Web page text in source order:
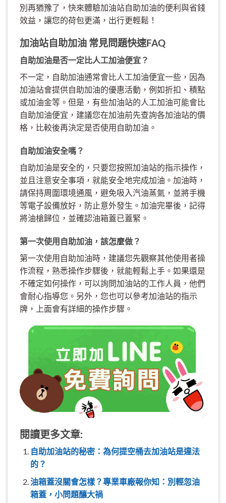
別再猶豫了，快來體驗加油站自助加油的便利與省錢
效益，讓您的荷包更滿，出行更輕鬆！
加油站自助加油 常見問題快速FAQ
自助加油是否一定比人工加油便宜？
不一定，自助加油通常會比人工加油便宜一些，因為
加油站會提供自助加油的優惠活動，例如折扣、積點
或加油金等。但是，有些加油站的人工加油可能會比
自助加油便宜，建議您在加油前先查詢各加油站的價
格，比較後再決定是否使用自助加油。
自助加油安全嗎？
自助加油是安全的，只要您按照加油站的指示操作，
並且注意安全事項，就能安全地完成加油。加油時，
請保持周圍環境通風，避免吸入汽油蒸氣，並將手機
等電子設備放好，防止意外發生。加油完畢後，記得
將油槍歸位，並確認油箱蓋已蓋緊。
第一次使用自助加油，該怎麼做？
第一次使用自助加油時，建議您先觀察其他使用者操
作流程，熟悉操作步驟後，就能輕鬆上手。如果還是
不確定如何操作，可以詢問加油站的工作人員，他們
會耐心指導您。另外，您也可以參考加油站的指示
牌，上面會有詳細的操作步驟。
閱讀更多文章:
自助加油站的秘密：為何提空桶去加油站是違法
的？
油箱蓋沒關會怎樣？專業車廠報你知：別輕忽油
箱蓋，小問題釀大禍